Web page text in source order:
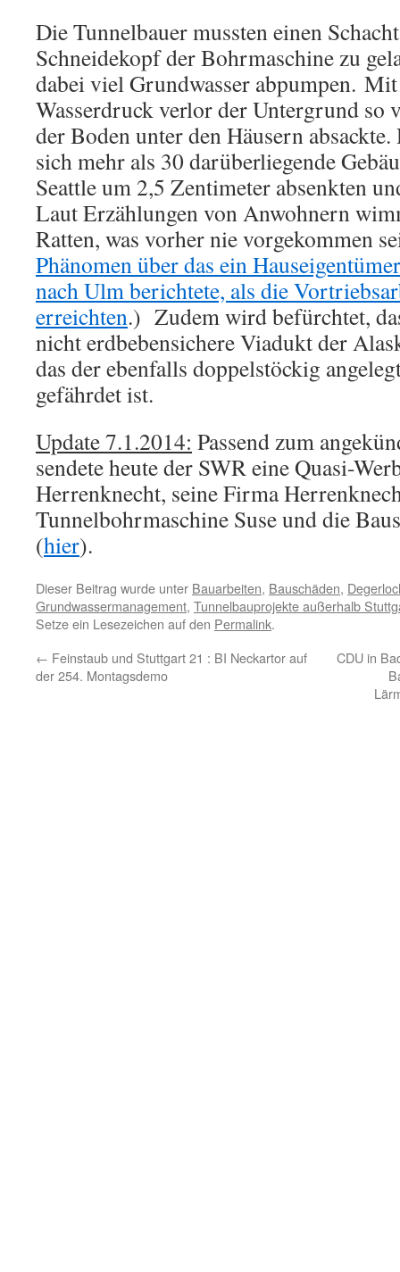
Die Tunnelbauer mussten einen
Schneidekopf der Bohrmaschine zu
dabei viel Grundwasser abpumpen.
Wasserdruck verlor der Untergrund so
der Boden unter den Häusern
sich mehr als 30 darüberliegende
Seattle um 2,5 Zentimeter absenkten
Laut Erzählungen von Anwohnern
Ratten, was vorher nie vorgekommen
Phänomen über das ein
nach Ulm berichtete, als die
erreichten.) Zudem wird befürchtet,
nicht erdbebensichere Viadukt der
das der ebenfalls doppelstöckig
gefährdet ist.
Update 7.1.2014: Passend zum
sendete heute der SWR eine Quasi-
Herrenknecht, seine Firma
Tunnelbohrmaschine Suse und die
(hier).
Dieser Beitrag wurde unter Bauarbeiten, Bauschäden,
Grundwassermanagement, Tunnelbauprojekte außerhalb
Setze ein Lesezeichen auf den Permalink.
← Feinstaub und Stuttgart 21 : BI Neckartor auf
der 254. Montagsdemo
CDU in